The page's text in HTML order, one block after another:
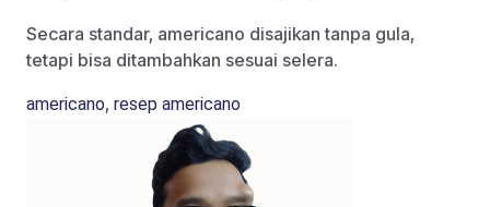
Secara standar, americano disajikan tanpa gula,
tetapi bisa ditambahkan sesuai selera.
americano, resep americano